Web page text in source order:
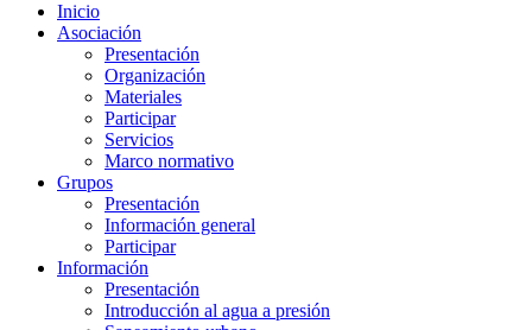
Inicio
Asociación
Presentación
Organización
Materiales
Participar
Servicios
Marco normativo
Grupos
Presentación
Información general
Participar
Información
Presentación
Introducción al agua a presión